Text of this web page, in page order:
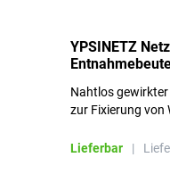
YPSINETZ
Nahtlos
zur Fixierung von
Lieferbar |